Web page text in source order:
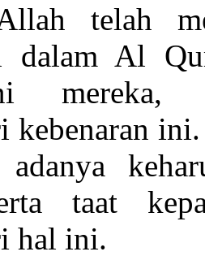
telah
dalam Al
kebenaran
taat
hal ini.